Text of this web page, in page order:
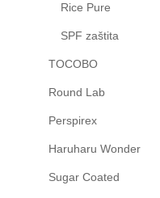
Rice Pure
SPF zaštita
TOCOBO
Round Lab
Perspirex
Haruharu Wonder
Sugar Coated